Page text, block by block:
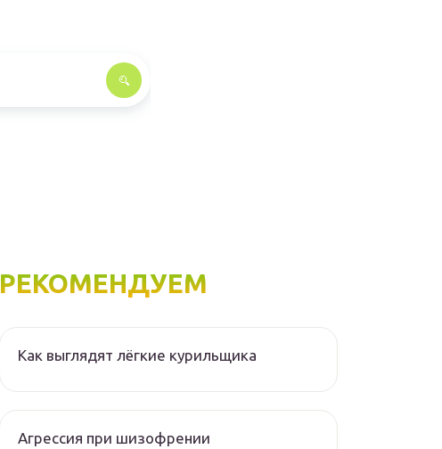
РЕКОМЕНДУЕМ
Как выглядят лёгкие курильщика
Агрессия при шизофрении